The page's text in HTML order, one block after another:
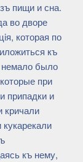
пищи и сна.
во дворе
которая по
къ
было
при
припадки и
кричали
къ нему,